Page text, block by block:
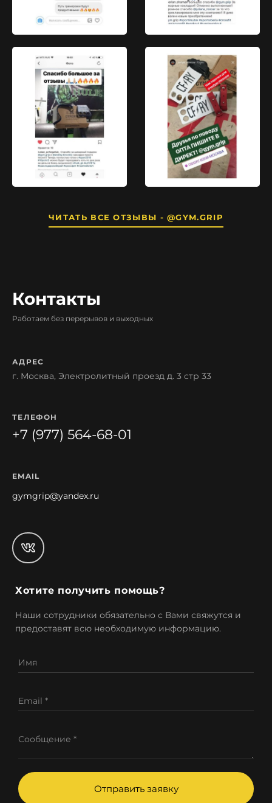
ЧИТАТЬ ВСЕ ОТЗЫВЫ - @GYM.GRIP
Контакты
Работаем без перерывов и выходных
АДРЕС
г. Москва, Электролитный проезд д. 3 стр 33
ТЕЛЕФОН
+7 (977) 564-68-01
EMAIL
gymgrip@yandex.ru
Хотите получить помощь?
Наши сотрудники обязательно с Вами свяжутся и
предоставят всю необходимую информацию.
Имя
Email *
Сообщение *
Отправить заявку